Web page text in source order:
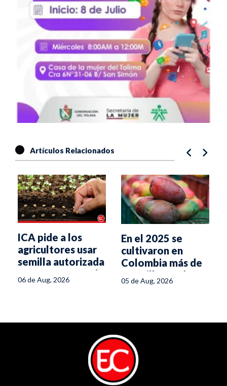
Artículos Relacionados
ICA pide a los
agricultores usar
semilla autorizada
para enfrentar el
fenómeno de El
06 de Aug, 2026
En el 2025 se
cultivaron en
Colombia más de
5,6 millones de
hectáreas
05 de Aug, 2026